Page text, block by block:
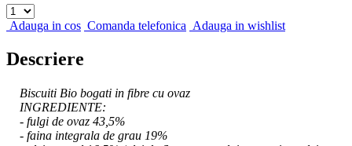
Adauga in cos Comanda telefonica Adauga in wishlist
Descriere
Biscuiti Bio bogati in fibre cu ovaz
INGREDIENTE:
- fulgi de ovaz 43,5%
- faina integrala de grau 19%